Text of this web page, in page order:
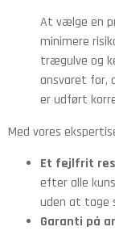
At vælge en
minimere
trægulve og
ansvaret for,
er udført
Med vores
Et fejlfrit
efter alle
uden at tage
Garanti på